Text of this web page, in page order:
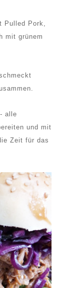
Pulled Pork,
mit grünem
alle
und mit
Zeit für das